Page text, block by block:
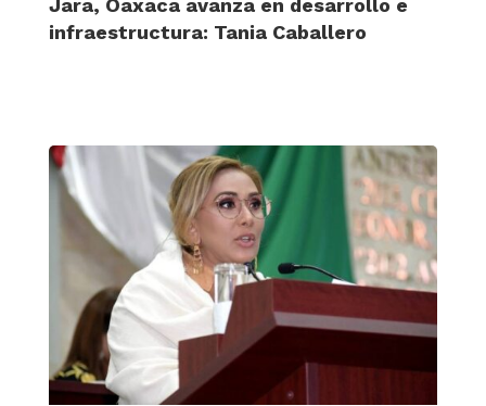
Jara, Oaxaca avanza en desarrollo e
infraestructura: Tania Caballero